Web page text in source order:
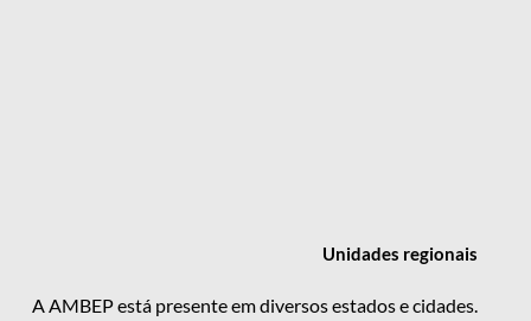
Unidades regionais
A AMBEP está presente em diversos estados e cidades.